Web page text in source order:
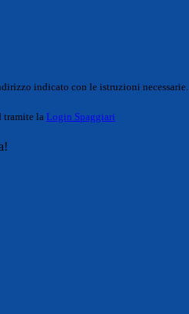
indicato con le istruzioni necessarie.
tramite la Login Spaggiari